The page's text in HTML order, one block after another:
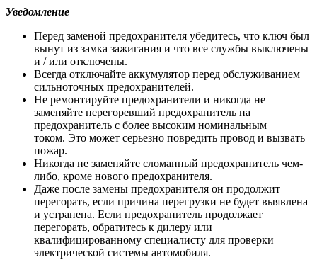
Уведомление
Перед заменой предохранителя убедитесь, что ключ был
вынут из замка зажигания и что все службы выключены
и / или отключены.
Всегда отключайте аккумулятор перед обслуживанием
сильноточных предохранителей.
Не ремонтируйте предохранители и никогда не
заменяйте перегоревший предохранитель на
предохранитель с более высоким номинальным
током. Это может серьезно повредить провод и вызвать
пожар.
Никогда не заменяйте сломанный предохранитель чем-
либо, кроме нового предохранителя.
Даже после замены предохранителя он продолжит
перегорать, если причина перегрузки не будет выявлена ​​
и устранена. Если предохранитель продолжает
перегорать, обратитесь к дилеру или
квалифицированному специалисту для проверки
электрической системы автомобиля.